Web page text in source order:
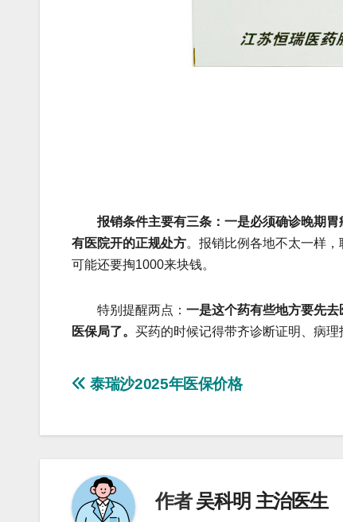
报销条件主要有三条：一是必须确诊晚期
有医院开的正规处方。报销比例各地不太一样
可能还要掏1000来块钱。
特别提醒两点： 一是这个药有些地方要先
医保局了。 买药的时候记得带齐诊断证明、病理
文
航
泰瑞沙2025年医保价格
作者吴科明 主治医生